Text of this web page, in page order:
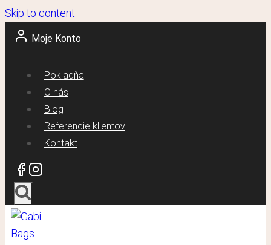
Skip to content
Moje Konto
Pokladňa
O nás
Blog
Referencie klientov
Kontakt